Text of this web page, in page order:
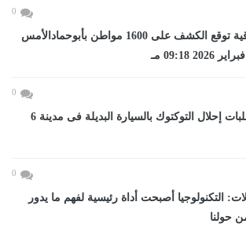
0
صحة الشرقية توقع الكشف على 1600 مواطن بأبوحمادالأمس
0
بدء تلقى طلبات إحلال التوكتوك بالسيارة البديلة فى مدينة 6
0
التكنولوجيا أصبحت أداة رئيسية لفهم ما يدور
حولنا